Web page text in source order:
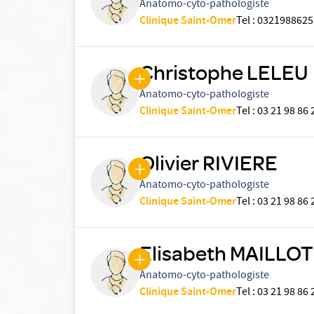
Anatomo-cyto-pathologiste
Clinique Saint-OmerTel:0321988625
Christophe LELEU
Anatomo-cyto-pathologiste
Clinique Saint-OmerTel:03 21 98 86
Olivier RIVIERE
Anatomo-cyto-pathologiste
Clinique Saint-OmerTel:03 21 98 86
Elisabeth MAILLOT
Anatomo-cyto-pathologiste
Clinique Saint-OmerTel:03 21 98 86